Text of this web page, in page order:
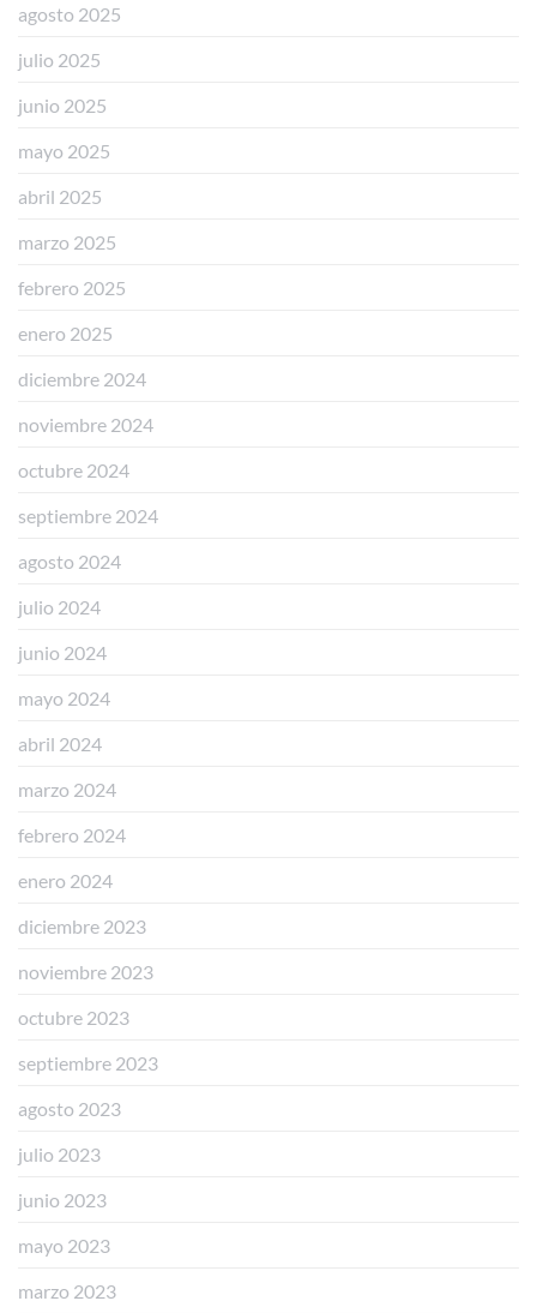
agosto 2025
julio 2025
junio 2025
mayo 2025
abril 2025
marzo 2025
febrero 2025
enero 2025
diciembre 2024
noviembre 2024
octubre 2024
septiembre 2024
agosto 2024
julio 2024
junio 2024
mayo 2024
abril 2024
marzo 2024
febrero 2024
enero 2024
diciembre 2023
noviembre 2023
octubre 2023
septiembre 2023
agosto 2023
julio 2023
junio 2023
mayo 2023
marzo 2023